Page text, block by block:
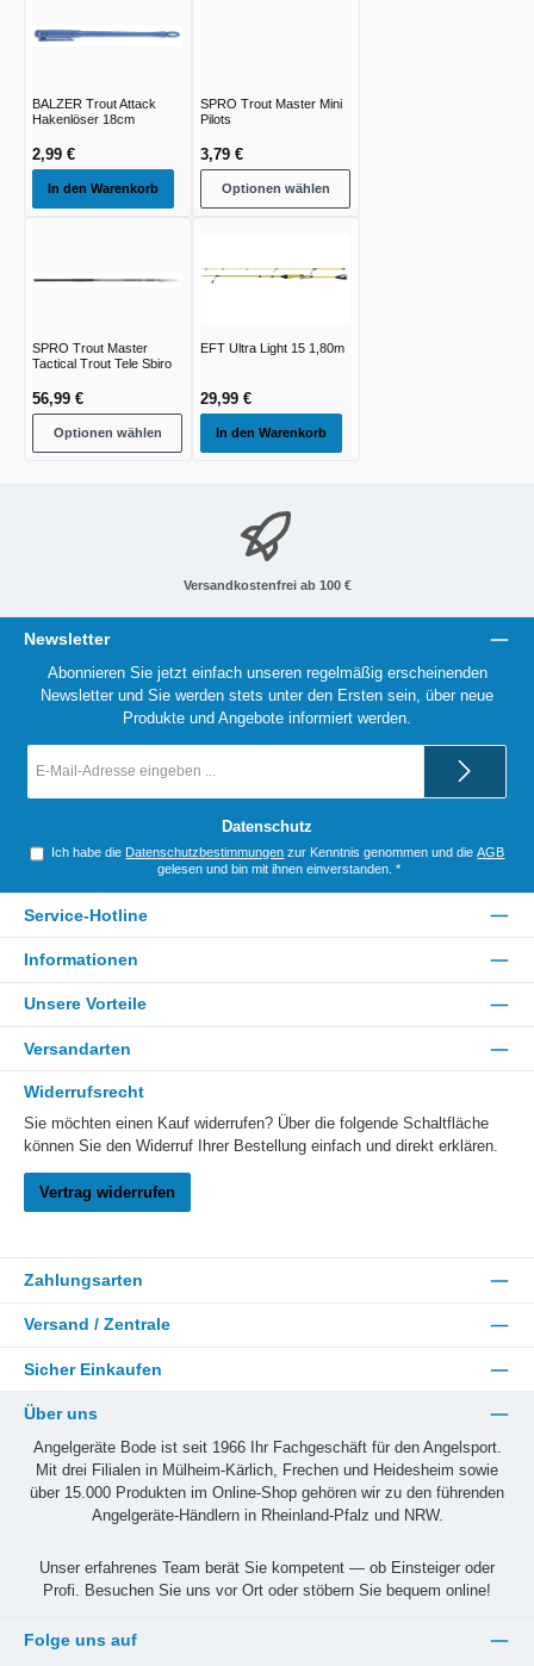
BALZER Trout Attack
Hakenlöser 18cm
2,99 €
In den Warenkorb
SPRO Trout Master Mini
Pilots
3,79 €
Optionen wählen
SPRO Trout Master
Tactical Trout Tele Sbiro
56,99 €
Optionen wählen
EFT Ultra Light 15 1,80m
29,99 €
In den Warenkorb
Versandkostenfrei ab 100 €
Newsletter
Abonnieren Sie jetzt einfach unseren regelmäßig erscheinenden
Newsletter und Sie werden stets unter den Ersten sein, über neue
Produkte und Angebote informiert werden.
Mail-
Datenschutz
Ich habe die Datenschutzbestimmungen zur Kenntnis genommen und dieAGB
gelesen und bin mit ihnen einverstanden. *
Service-Hotline
Informationen
Unsere Vorteile
Versandarten
Widerrufsrecht
Sie möchten einen Kauf widerrufen? Über die folgende Schaltfläche
können Sie den Widerruf Ihrer Bestellung einfach und direkt erklären.
Vertrag widerrufen
Zahlungsarten
Versand / Zentrale
Sicher Einkaufen
Über uns
Angelgeräte Bode ist seit 1966 Ihr Fachgeschäft für den Angelsport.
Mit drei Filialen in Mülheim-Kärlich, Frechen und Heidesheim sowie
über 15.000 Produkten im Online-Shop gehören wir zu den führenden
Angelgeräte-Händlern in Rheinland-Pfalz und NRW.
Unser erfahrenes Team berät Sie kompetent — ob Einsteiger oder
Profi. Besuchen Sie uns vor Ort oder stöbern Sie bequem online!
Folge uns auf